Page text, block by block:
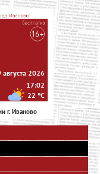
г. Иваново
августа 2026
17:02
22 °C